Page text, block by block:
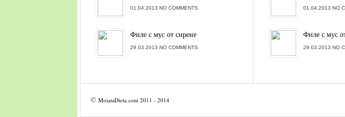
01.04.2013 NO COMMENTS.
Филе с мус от сирене
29.03.2013 NO COMMENTS.
01.04.2013 NO
Филе с мус
29.03.2013 NO
© MoiataDieta.com 2011 - 2014